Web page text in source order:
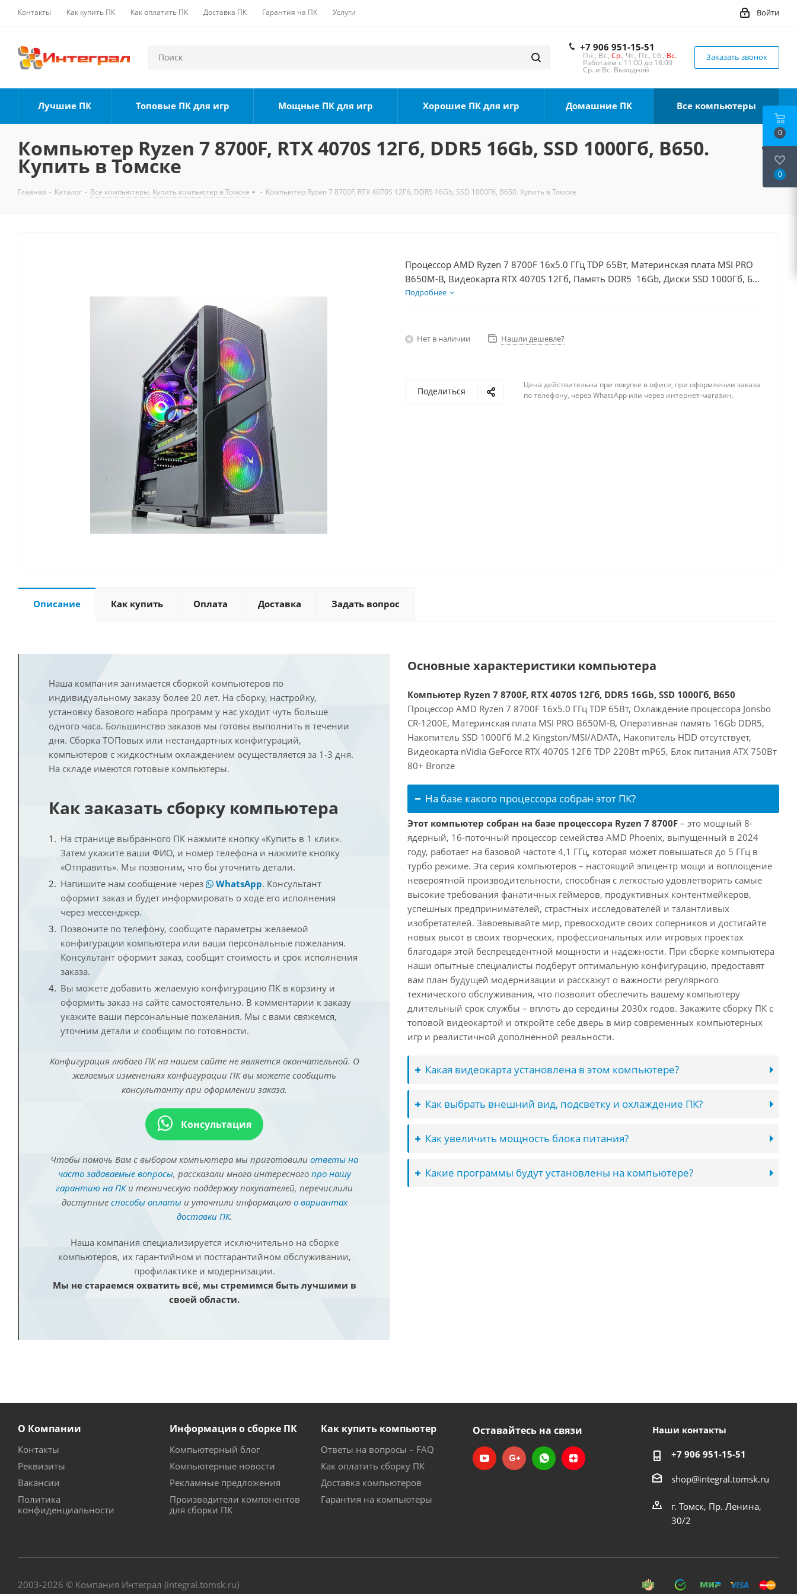
Контакты Как купить ПК Как оплатить ПК Доставка ПК Гарантия на ПК Услуги Войти
+7 906 951-15-51
Пн., Вт., Ср., Чт., Пт., Сб., Вс.
Работаем с 11:00 до 18:00
Ср. и Вс. Выходной
Заказать звонок
Лучшие ПК Топовые ПК для игр Мощные ПК для игр Хорошие ПК для игр Домашние ПК Все компьютеры
Компьютер Ryzen 7 8700F, RTX 4070S 12Гб, DDR5 16Gb, SSD 1000Гб, B650.
Купить в Томске
Главная - Каталог - Все компьютеры. Купить компьютер в Томске - Компьютер Ryzen 7 8700F, RTX 4070S 12Гб, DDR5 16Gb, SSD 1000Гб, B650. Купить в Томске
Процессор AMD Ryzen 7 8700F 16x5.0 ГГц TDP 65Вт, Материнская плата MSI PRO
B650M-B, Видеокарта RTX 4070S 12Гб, Память DDR5 16Gb, Диски SSD 1000Гб, БП
750Вт
Подробнее
Нет в наличии Нашли дешевле?
Поделиться
Цена действительна при покупке в офисе, при оформлении заказа
по телефону, через WhatsApp или через интернет-магазин.
Описание Как купить Оплата Доставка Задать вопрос
Наша компания занимается сборкой компьютеров по
индивидуальному заказу более 20 лет. На сборку, настройку,
установку базового набора программ у нас уходит чуть больше
одного часа. Большинство заказов мы готовы выполнить в течении
дня. Сборка ТОПовых или нестандартных конфигураций,
компьютеров с жидкостным охлаждением осуществляется за 1-3 дня.
На складе имеются готовые компьютеры.
Как заказать сборку компьютера
На странице выбранного ПК нажмите кнопку «Купить в 1 клик».
Затем укажите ваши ФИО, и номер телефона и нажмите кнопку
«Отправить». Мы позвоним, что бы уточнить детали.
Напишите нам сообщение через
WhatsApp. Консультант
оформит заказ и будет информировать о ходе его исполнения
через мессенджер.
Позвоните по телефону, сообщите параметры желаемой
конфигурации компьютера или ваши персональные пожелания.
Консультант оформит заказ, сообщит стоимость и срок исполнения
заказа.
Вы можете добавить желаемую конфигурацию ПК в корзину и
оформить заказ на сайте самостоятельно. В комментарии к заказу
укажите ваши персональные пожелания. Мы с вами свяжемся,
уточним детали и сообщим по готовности.
Конфигурация любого ПК на нашем сайте не является окончательной. О
желаемых изменениях конфигурации ПК вы можете сообщить
консультанту при оформлении заказа.
Консультация
Чтобы помочь Вам с выбором компьютера мы приготовили ответы на
часто задаваемые вопросы, рассказали много интересного про нашу
гарантию на ПКи техническую поддержку покупателей, перечислили
доступные способы оплатыи уточнили информацию о вариантах
доставки ПК.
Наша компания специализируется исключительно на сборке
компьютеров, их гарантийном и постгарантийном обслуживании,
профилактике и модернизации.
Мы не стараемся охватить всё, мы стремимся быть лучшими в
своей области.
Основные характеристики компьютера
Компьютер Ryzen 7 8700F, RTX 4070S 12Гб, DDR5 16Gb, SSD 1000Гб, B650
Процессор AMD Ryzen 7 8700F 16x5.0 ГГц TDP 65Вт, Охлаждение процессора Jonsbo
CR-1200E, Материнская плата MSI PRO B650M-B, Оперативная память 16Gb DDR5,
Накопитель SSD 1000Гб M.2 Kingston/MSI/ADATA, Накопитель HDD отсутствует,
Видеокарта nVidia GeForce RTX 4070S 12Гб TDP 220Вт mP65, Блок питания ATX 750Вт
80+ Bronze
На базе какого процессора собран этот ПК?
Этот компьютер собран на базе процессора Ryzen 7 8700F – это мощный 8-
ядерный, 16-поточный процессор семейства AMD Phoenix, выпущенный в 2024
году, работает на базовой частоте 4,1 ГГц, которая может повышаться до 5 ГГц в
турбо режиме. Эта серия компьютеров – настоящий эпицентр мощи и воплощение
невероятной производительности, способная с легкостью удовлетворить самые
высокие требования фанатичных геймеров, продуктивных контентмейкеров,
успешных предпринимателей, страстных исследователей и талантливых
изобретателей. Завоевывайте мир, превосходите своих соперников и достигайте
новых высот в своих творческих, профессиональных или игровых проектах
благодаря этой беспрецедентной мощности и надежности. При сборке компьютера
наши опытные специалисты подберут оптимальную конфигурацию, предоставят
вам план будущей модернизации и расскажут о важности регулярного
технического обслуживания, что позволит обеспечить вашему компьютеру
длительный срок службы – вплоть до середины 2030х годов. Закажите сборку ПК с
топовой видеокартой и откройте себе дверь в мир современных компьютерных
игр и реалистичной дополненной реальности.
Какая видеокарта установлена в этом компьютере?
Как выбрать внешний вид, подсветку и охлаждение ПК?
Как увеличить мощность блока питания?
Какие программы будут установлены на компьютере?
О Компании
Контакты
Реквизиты
Вакансии
Политика
конфиденциальности
Информация о сборке ПК
Компьютерный блог
Компьютерные новости
Рекламные предложения
Производители компонентов
для сборки ПК
Как купить компьютер
Ответы на вопросы – FAQ
Как оплатить сборку ПК
Доставка компьютеров
Гарантия на компьютеры
Оставайтесь на связи Наши контакты
+7 906 951-15-51
shop@integral.tomsk.ru
г. Томск, Пр. Ленина,
30/2
2003-2026 © Компания Интеграл (integral.tomsk.ru)
0
0